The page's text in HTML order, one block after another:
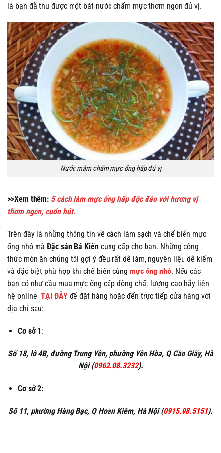
là bạn đã thu được một bát nước chấm mực thơm ngon đủ vị.
Nước mắm chấm mực ống hấp đủ vị
>>Xem thêm: 5 cách làm mực ống hấp độc đáo với hương vị
thơm ngon, cuốn hút.
Trên đây là những thông tin về cách làm sạch và chế biến mực
ống nhỏ mà Đặc sản Bá Kiến cung cấp cho bạn. Những công
thức món ăn chúng tôi gợi ý đều rất dễ làm, nguyên liệu dễ kiếm
và đặc biệt phù hợp khi chế biến cùng mực ống nhỏ. Nếu các
bạn có như cầu mua mực ống cấp đông chất lượng cao hãy liên
hệ online TẠI ĐÂY để đặt hàng hoặc đến trực tiếp cửa hàng với
địa chỉ sau:
Cơ sở 1:
Số 18, lô 4B, đường Trung Yên, phường Yên Hòa, Q Cầu Giấy, Hà
Nội (0962.08.3232).
Cơ sở 2:
Số 11, phường Hàng Bạc, Q Hoàn Kiếm, Hà Nội (0915.08.5151).